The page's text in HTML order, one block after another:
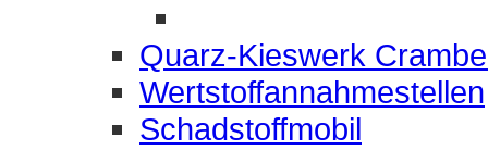
Quarz-Kieswerk
Wertstoffannahmestellen
Schadstoffmobil